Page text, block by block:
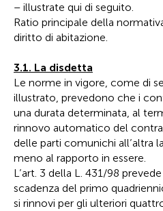
– illustrate qui di seguito.
Ratio principale della
diritto di abitazione.
3.1. La disdetta
Le norme in vigore, come di
illustrato, prevedono che i
una durata determinata, al
rinnovo automatico del
delle parti comunichi all’altra
meno al rapporto in essere.
L’art. 3 della L. 431/98
scadenza del primo
si rinnovi per gli ulteriori